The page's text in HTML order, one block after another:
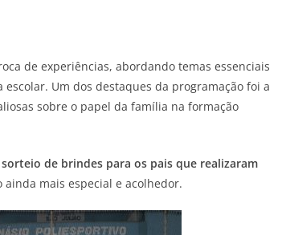
de experiências, abordando temas essenciais
Um dos destaques da programação foi a
sobre o papel da família na formação
sorteio de brindes para os pais que realizaram
mais especial e acolhedor.